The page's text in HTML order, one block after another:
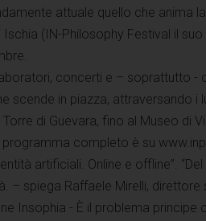
attuale quello che anima
(IN-Philosophy Festival il
concerti e – soprattutto -
scende in piazza, attraversando i
di Guevara, fino al Museo di
completo è su
artificiali. Online e offline”.
– spiega Raffaele Mirelli,
Insophia - È il problema principe